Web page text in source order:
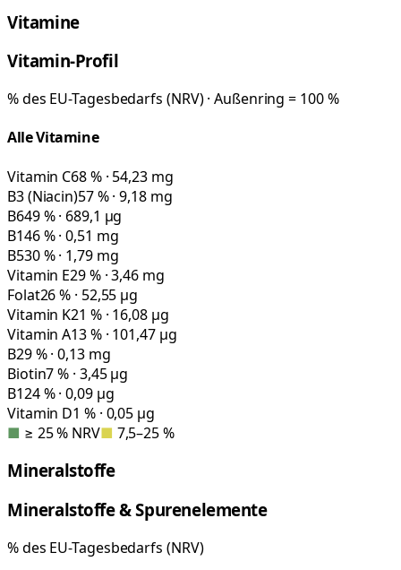
Vitamine
Vitamin-Profil
% des EU-Tagesbedarfs (NRV) · Außenring = 100 %
Alle Vitamine
Vitamin C68 % · 54,23 mg
B3 (Niacin)57 % · 9,18 mg
B649 % · 689,1 µg
B146 % · 0,51 mg
B530 % · 1,79 mg
Vitamin E29 % · 3,46 mg
Folat26 % · 52,55 µg
Vitamin K21 % · 16,08 µg
Vitamin A13 % · 101,47 µg
B29 % · 0,13 mg
Biotin7 % · 3,45 µg
B124 % · 0,09 µg
Vitamin D1 % · 0,05 µg
■ ≥ 25 % NRV■ 7,5–25 %
Mineralstoffe
Mineralstoffe & Spurenelemente
% des EU-Tagesbedarfs (NRV)